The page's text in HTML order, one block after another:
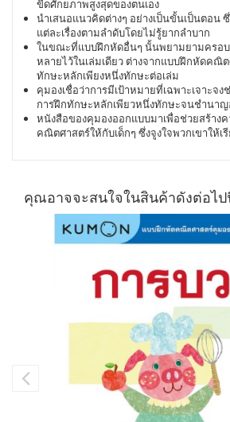
ขีดศักยภาพสูงสุดของตนเอง
นำเสนอแนวคิดต่างๆ อย่างเป็นขั้นเป็นตอน
แต่ละเรื่องตามลำดับโดยไม่รู้ยากลำบาก
ในขณะที่แบบฝึกหัดอื่นๆ นั้นพยามยามครอ
หลายไว้ในเล่มเดียว ต่างจากแบบฝึกหัดคณิ
ทักษะหลักเพียงหนึ่งทักษะต่อเล่ม
คุมองเชื่อว่าการมีเป้าหมายที่เฉพาะเจาะจง
การฝึกทักษะหลักเพียวหนึ่งทักษะจนชำนา
หนังสือของคุมองออกแบบมาเพื่อช่วยสร้าง
คณิตศาสตร์ให้กับเด็กๆ ซึ่งจูงใจพวกเขาให้เ
คุณอาจจะสนใจในสินค้าดังต่อไ